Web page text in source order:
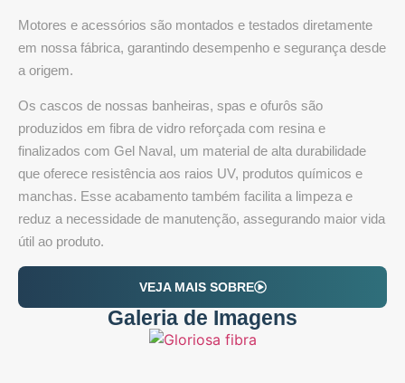
Motores e acessórios são montados e testados diretamente
em nossa fábrica, garantindo desempenho e segurança desde
a origem.
Os cascos de nossas banheiras, spas e ofurôs são
produzidos em fibra de vidro reforçada com resina e
finalizados com Gel Naval, um material de alta durabilidade
que oferece resistência aos raios UV, produtos químicos e
manchas. Esse acabamento também facilita a limpeza e
reduz a necessidade de manutenção, assegurando maior vida
útil ao produto.
VEJA MAIS SOBRE
Galeria de Imagens